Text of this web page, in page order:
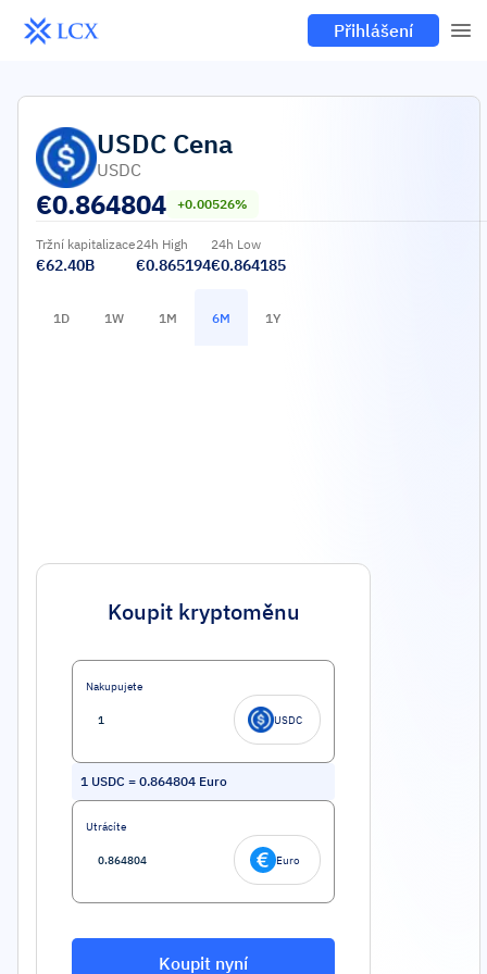
Přihlášení
USDC Cena
USDC
€0.864804 +0.00526%
Tržní kapitalizace
€62.40B
24h High
€0.865194
24h Low
€0.864185
1D 1W 1M 6M 1Y
Koupit kryptoměnu
Nakupujete
USDC
1 USDC = 0.864804 Euro
Utrácíte
Euro
Koupit nyní